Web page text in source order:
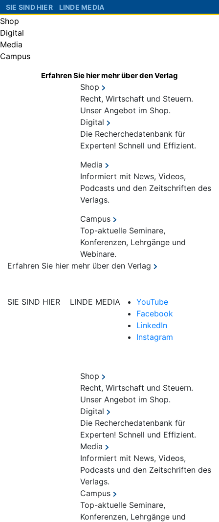
SIE SIND HIER LINDE MEDIA
Shop
Digital
Media
Campus
Erfahren Sie hier mehr über den Verlag
Shop
Recht, Wirtschaft und Steuern.
Unser Angebot im Shop.
Digital
Die Recherchedatenbank für
Experten! Schnell und Effizient.
Media
Informiert mit News, Videos,
Podcasts und den Zeitschriften des
Verlags.
Campus
Top-aktuelle Seminare,
Konferenzen, Lehrgänge und
Webinare.
Erfahren Sie hier mehr über den Verlag
SIE SIND HIER LINDE MEDIA
YouTube
Facebook
LinkedIn
Instagram
Shop
Recht, Wirtschaft und Steuern.
Unser Angebot im Shop.
Digital
Die Recherchedatenbank für
Experten! Schnell und Effizient.
Media
Informiert mit News, Videos,
Podcasts und den Zeitschriften des
Verlags.
Campus
Top-aktuelle Seminare,
Konferenzen, Lehrgänge und